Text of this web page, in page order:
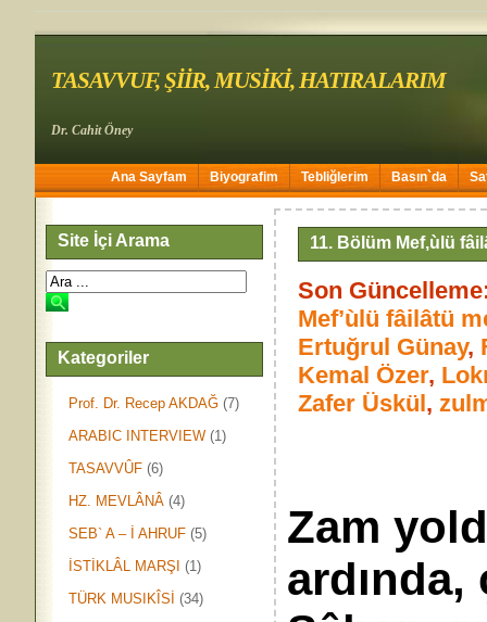
TASAVVUF, ŞİİR, MUSİKİ, HATIRALARIM
Dr. Cahit Öney
Ana Sayfam Biyografim Tebliğlerim Basın`da
Site İçi Arama
Kategoriler
Prof. Dr. Recep AKDAĞ (7)
ARABIC INTERVIEW (1)
TASAVVÛF (6)
HZ. MEVLÂNÂ (4)
SEB` A – İ AHRUF (5)
İSTİKLÂL MARŞI (1)
TÜRK MUSIKÎSİ (34)
11. Bölüm Mef,ùlü
Son
Mef’ùlü fâilâtü
Ertuğrul Günay,
Kemal Özer,
Zafer Üskül,
Zam